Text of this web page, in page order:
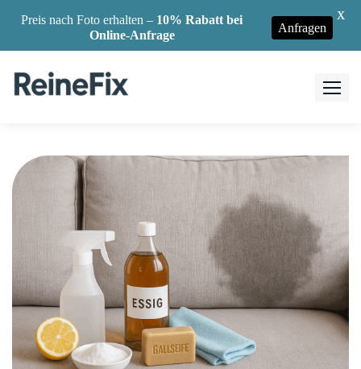
Preis nach Foto erhalten – 10% Rabatt bei
Online-Anfrage
Anfragen
X